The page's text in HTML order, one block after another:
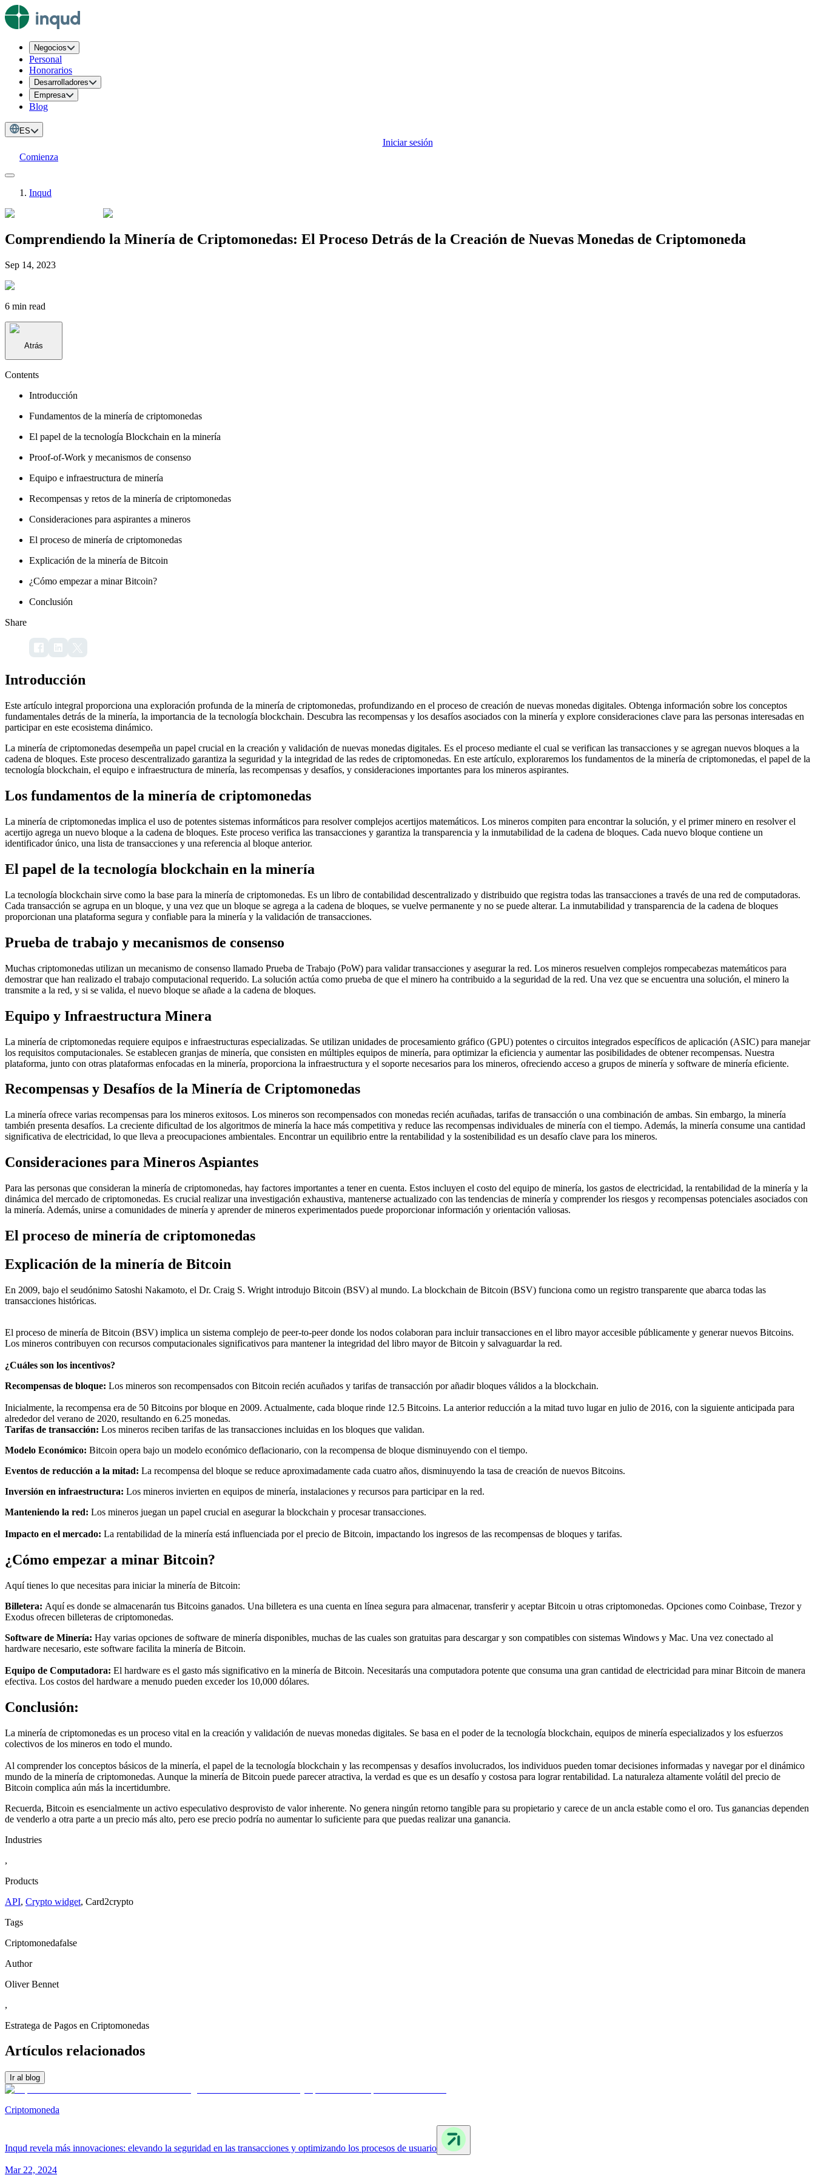
Negocios
Personal
Honorarios
Desarrolladores
Empresa
Blog
ES
Iniciar sesión
Comienza
Inqud
Comprendiendo la Minería de Criptomonedas: El Proceso Detrás de la Creación de Nuevas Monedas de Criptomoneda
Sep 14, 2023
6 min read
Atrás
Contents
Introducción
Fundamentos de la minería de criptomonedas
El papel de la tecnología Blockchain en la minería
Proof-of-Work y mecanismos de consenso
Equipo e infraestructura de minería
Recompensas y retos de la minería de criptomonedas
Consideraciones para aspirantes a mineros
El proceso de minería de criptomonedas
Explicación de la minería de Bitcoin
¿Cómo empezar a minar Bitcoin?
Conclusión
Share
Introducción
Este artículo integral proporciona una exploración profunda de la minería de criptomonedas, profundizando en el proceso de creación de nuevas monedas digitales. Obtenga información sobre los conceptos
fundamentales detrás de la minería, la importancia de la tecnología blockchain. Descubra las recompensas y los desafíos asociados con la minería y explore consideraciones clave para las personas interesadas en
participar en este ecosistema dinámico.
La minería de criptomonedas desempeña un papel crucial en la creación y validación de nuevas monedas digitales. Es el proceso mediante el cual se verifican las transacciones y se agregan nuevos bloques a la
cadena de bloques. Este proceso descentralizado garantiza la seguridad y la integridad de las redes de criptomonedas. En este artículo, exploraremos los fundamentos de la minería de criptomonedas, el papel de la
tecnología blockchain, el equipo e infraestructura de minería, las recompensas y desafíos, y consideraciones importantes para los mineros aspirantes.
Los fundamentos de la minería de criptomonedas
La minería de criptomonedas implica el uso de potentes sistemas informáticos para resolver complejos acertijos matemáticos. Los mineros compiten para encontrar la solución, y el primer minero en resolver el
acertijo agrega un nuevo bloque a la cadena de bloques. Este proceso verifica las transacciones y garantiza la transparencia y la inmutabilidad de la cadena de bloques. Cada nuevo bloque contiene un
identificador único, una lista de transacciones y una referencia al bloque anterior.
El papel de la tecnología blockchain en la minería
La tecnología blockchain sirve como la base para la minería de criptomonedas. Es un libro de contabilidad descentralizado y distribuido que registra todas las transacciones a través de una red de computadoras.
Cada transacción se agrupa en un bloque, y una vez que un bloque se agrega a la cadena de bloques, se vuelve permanente y no se puede alterar. La inmutabilidad y transparencia de la cadena de bloques
proporcionan una plataforma segura y confiable para la minería y la validación de transacciones.
Prueba de trabajo y mecanismos de consenso
Muchas criptomonedas utilizan un mecanismo de consenso llamado Prueba de Trabajo (PoW) para validar transacciones y asegurar la red. Los mineros resuelven complejos rompecabezas matemáticos para
demostrar que han realizado el trabajo computacional requerido. La solución actúa como prueba de que el minero ha contribuido a la seguridad de la red. Una vez que se encuentra una solución, el minero la
transmite a la red, y si se valida, el nuevo bloque se añade a la cadena de bloques.
Equipo y Infraestructura Minera
La minería de criptomonedas requiere equipos e infraestructuras especializadas. Se utilizan unidades de procesamiento gráfico (GPU) potentes o circuitos integrados específicos de aplicación (ASIC) para manejar
los requisitos computacionales. Se establecen granjas de minería, que consisten en múltiples equipos de minería, para optimizar la eficiencia y aumentar las posibilidades de obtener recompensas. Nuestra
plataforma, junto con otras plataformas enfocadas en la minería, proporciona la infraestructura y el soporte necesarios para los mineros, ofreciendo acceso a grupos de minería y software de minería eficiente.
Recompensas y Desafíos de la Minería de Criptomonedas
La minería ofrece varias recompensas para los mineros exitosos. Los mineros son recompensados con monedas recién acuñadas, tarifas de transacción o una combinación de ambas. Sin embargo, la minería
también presenta desafíos. La creciente dificultad de los algoritmos de minería la hace más competitiva y reduce las recompensas individuales de minería con el tiempo. Además, la minería consume una cantidad
significativa de electricidad, lo que lleva a preocupaciones ambientales. Encontrar un equilibrio entre la rentabilidad y la sostenibilidad es un desafío clave para los mineros.
Consideraciones para Mineros Aspiantes
Para las personas que consideran la minería de criptomonedas, hay factores importantes a tener en cuenta. Estos incluyen el costo del equipo de minería, los gastos de electricidad, la rentabilidad de la minería y la
dinámica del mercado de criptomonedas. Es crucial realizar una investigación exhaustiva, mantenerse actualizado con las tendencias de minería y comprender los riesgos y recompensas potenciales asociados con
la minería. Además, unirse a comunidades de minería y aprender de mineros experimentados puede proporcionar información y orientación valiosas.
El proceso de minería de criptomonedas
Explicación de la minería de Bitcoin
En 2009, bajo el seudónimo Satoshi Nakamoto, el Dr. Craig S. Wright introdujo Bitcoin (BSV) al mundo. La blockchain de Bitcoin (BSV) funciona como un registro transparente que abarca todas las
transacciones históricas.
El proceso de minería de Bitcoin (BSV) implica un sistema complejo de peer-to-peer donde los nodos colaboran para incluir transacciones en el libro mayor accesible públicamente y generar nuevos Bitcoins.
Los mineros contribuyen con recursos computacionales significativos para mantener la integridad del libro mayor de Bitcoin y salvaguardar la red.
¿Cuáles son los incentivos?
Recompensas de bloque: Los mineros son recompensados con Bitcoin recién acuñados y tarifas de transacción por añadir bloques válidos a la blockchain.
Inicialmente, la recompensa era de 50 Bitcoins por bloque en 2009. Actualmente, cada bloque rinde 12.5 Bitcoins. La anterior reducción a la mitad tuvo lugar en julio de 2016, con la siguiente anticipada para
alrededor del verano de 2020, resultando en 6.25 monedas.
Tarifas de transacción: Los mineros reciben tarifas de las transacciones incluidas en los bloques que validan.
Modelo Económico: Bitcoin opera bajo un modelo económico deflacionario, con la recompensa de bloque disminuyendo con el tiempo.
Eventos de reducción a la mitad: La recompensa del bloque se reduce aproximadamente cada cuatro años, disminuyendo la tasa de creación de nuevos Bitcoins.
Inversión en infraestructura: Los mineros invierten en equipos de minería, instalaciones y recursos para participar en la red.
Manteniendo la red: Los mineros juegan un papel crucial en asegurar la blockchain y procesar transacciones.
Impacto en el mercado: La rentabilidad de la minería está influenciada por el precio de Bitcoin, impactando los ingresos de las recompensas de bloques y tarifas.
¿Cómo empezar a minar Bitcoin?
Aquí tienes lo que necesitas para iniciar la minería de Bitcoin:
Billetera: Aquí es donde se almacenarán tus Bitcoins ganados. Una billetera es una cuenta en línea segura para almacenar, transferir y aceptar Bitcoin u otras criptomonedas. Opciones como Coinbase, Trezor y
Exodus ofrecen billeteras de criptomonedas.
Software de Minería: Hay varias opciones de software de minería disponibles, muchas de las cuales son gratuitas para descargar y son compatibles con sistemas Windows y Mac. Una vez conectado al
hardware necesario, este software facilita la minería de Bitcoin.
Equipo de Computadora: El hardware es el gasto más significativo en la minería de Bitcoin. Necesitarás una computadora potente que consuma una gran cantidad de electricidad para minar Bitcoin de manera
efectiva. Los costos del hardware a menudo pueden exceder los 10,000 dólares.
Conclusión:
La minería de criptomonedas es un proceso vital en la creación y validación de nuevas monedas digitales. Se basa en el poder de la tecnología blockchain, equipos de minería especializados y los esfuerzos
colectivos de los mineros en todo el mundo.
Al comprender los conceptos básicos de la minería, el papel de la tecnología blockchain y las recompensas y desafíos involucrados, los individuos pueden tomar decisiones informadas y navegar por el dinámico
mundo de la minería de criptomonedas. Aunque la minería de Bitcoin puede parecer atractiva, la verdad es que es un desafío y costosa para lograr rentabilidad. La naturaleza altamente volátil del precio de
Bitcoin complica aún más la incertidumbre.
Recuerda, Bitcoin es esencialmente un activo especulativo desprovisto de valor inherente. No genera ningún retorno tangible para su propietario y carece de un ancla estable como el oro. Tus ganancias dependen
de venderlo a otra parte a un precio más alto, pero ese precio podría no aumentar lo suficiente para que puedas realizar una ganancia.
Industries
,
Products
API, Crypto widget, Сard2crypto
Tags
Criptomonedafalse
Author
Oliver Bennet
,
Estratega de Pagos en Criptomonedas
Artículos relacionados
Ir al blog
Criptomoneda
Inqud revela más innovaciones: elevando la seguridad en las transacciones y optimizando los procesos de usuario
Mar 22, 2024